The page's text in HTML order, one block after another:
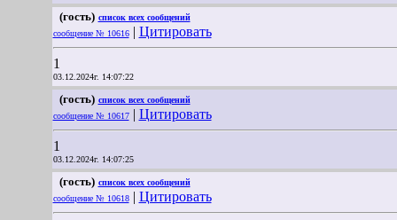
(гость) список всех сообщений
сообщение № 10616| Цитировать
1
03.12.2024г. 14:07:22
(гость) список всех сообщений
сообщение № 10617| Цитировать
1
03.12.2024г. 14:07:25
(гость) список всех сообщений
сообщение № 10618| Цитировать